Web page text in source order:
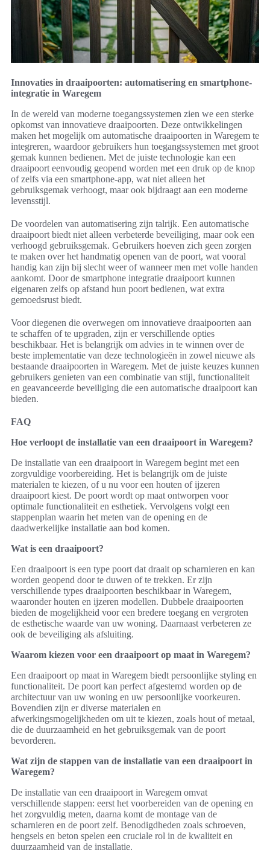
Innovaties in draaipoorten: automatisering en smartphone-
integratie in Waregem
In de wereld van moderne toegangssystemen zien we een sterke
opkomst van innovatieve draaipoorten. Deze ontwikkelingen
maken het mogelijk om automatische draaipoorten in Waregem te
integreren, waardoor gebruikers hun toegangssystemen met groot
gemak kunnen bedienen. Met de juiste technologie kan een
draaipoort eenvoudig geopend worden met een druk op de knop
of zelfs via een smartphone-app, wat niet alleen het
gebruiksgemak verhoogt, maar ook bijdraagt aan een moderne
levensstijl.
De voordelen van automatisering zijn talrijk. Een automatische
draaipoort biedt niet alleen verbeterde beveiliging, maar ook een
verhoogd gebruiksgemak. Gebruikers hoeven zich geen zorgen
te maken over het handmatig openen van de poort, wat vooral
handig kan zijn bij slecht weer of wanneer men met volle handen
aankomt. Door de smartphone integratie draaipoort kunnen
eigenaren zelfs op afstand hun poort bedienen, wat extra
gemoedsrust biedt.
Voor diegenen die overwegen om innovatieve draaipoorten aan
te schaffen of te upgraden, zijn er verschillende opties
beschikbaar. Het is belangrijk om advies in te winnen over de
beste implementatie van deze technologieën in zowel nieuwe als
bestaande draaipoorten in Waregem. Met de juiste keuzes kunnen
gebruikers genieten van een combinatie van stijl, functionaliteit
en geavanceerde beveiliging die een automatische draaipoort kan
bieden.
FAQ
Hoe verloopt de installatie van een draaipoort in Waregem?
De installatie van een draaipoort in Waregem begint met een
zorgvuldige voorbereiding. Het is belangrijk om de juiste
materialen te kiezen, of u nu voor een houten of ijzeren
draaipoort kiest. De poort wordt op maat ontworpen voor
optimale functionaliteit en esthetiek. Vervolgens volgt een
stappenplan waarin het meten van de opening en de
daadwerkelijke installatie aan bod komen.
Wat is een draaipoort?
Een draaipoort is een type poort dat draait op scharnieren en kan
worden geopend door te duwen of te trekken. Er zijn
verschillende types draaipoorten beschikbaar in Waregem,
waaronder houten en ijzeren modellen. Dubbele draaipoorten
bieden de mogelijkheid voor een bredere toegang en vergroten
de esthetische waarde van uw woning. Daarnaast verbeteren ze
ook de beveiliging als afsluiting.
Waarom kiezen voor een draaipoort op maat in Waregem?
Een draaipoort op maat in Waregem biedt persoonlijke styling en
functionaliteit. De poort kan perfect afgestemd worden op de
architectuur van uw woning en uw persoonlijke voorkeuren.
Bovendien zijn er diverse materialen en
afwerkingsmogelijkheden om uit te kiezen, zoals hout of metaal,
die de duurzaamheid en het gebruiksgemak van de poort
bevorderen.
Wat zijn de stappen van de installatie van een draaipoort in
Waregem?
De installatie van een draaipoort in Waregem omvat
verschillende stappen: eerst het voorbereiden van de opening en
het zorgvuldig meten, daarna komt de montage van de
scharnieren en de poort zelf. Benodigdheden zoals schroeven,
hengsels en beton spelen een cruciale rol in de kwaliteit en
duurzaamheid van de installatie.